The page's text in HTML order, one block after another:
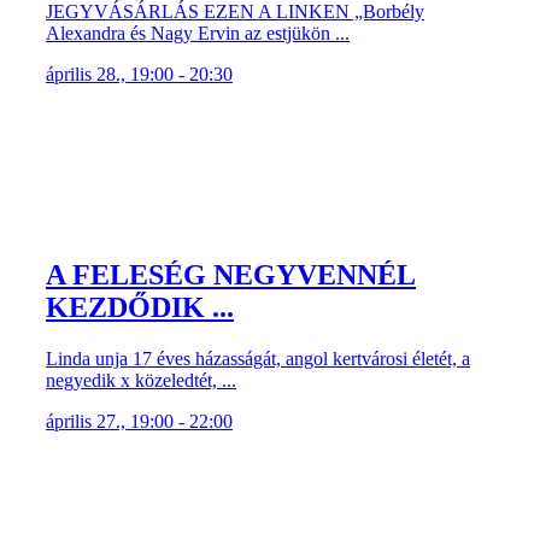
JEGYVÁSÁRLÁS EZEN A LINKEN „Borbély
Alexandra és Nagy Ervin az estjükön ...
április 28., 19:00 - 20:30
A FELESÉG NEGYVENNÉL
KEZDŐDIK ...
Linda unja 17 éves házasságát, angol kertvárosi életét, a
negyedik x közeledtét, ...
április 27., 19:00 - 22:00